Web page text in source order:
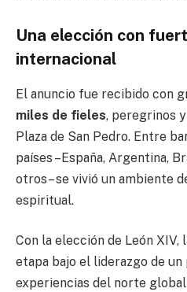
Una elección con
internacional
El anuncio fue recibido con
miles de fieles, peregrinos
Plaza de San Pedro. Entre
países –España, Argentina,
otros– se vivió un ambiente
espiritual.
Con la elección de León XIV,
etapa bajo el liderazgo de
experiencias del norte